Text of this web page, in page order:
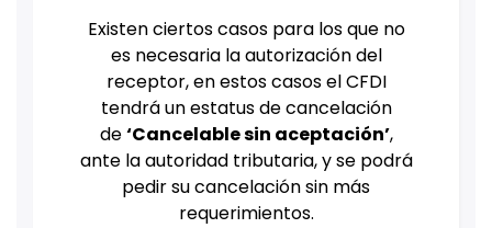
Existen ciertos casos para los que no
es necesaria la autorización del
receptor, en estos casos el CFDI
tendrá un estatus de cancelación
de‘Cancelable sin aceptación’,
ante la autoridad tributaria, y se podrá
pedir su cancelación sin más
requerimientos.